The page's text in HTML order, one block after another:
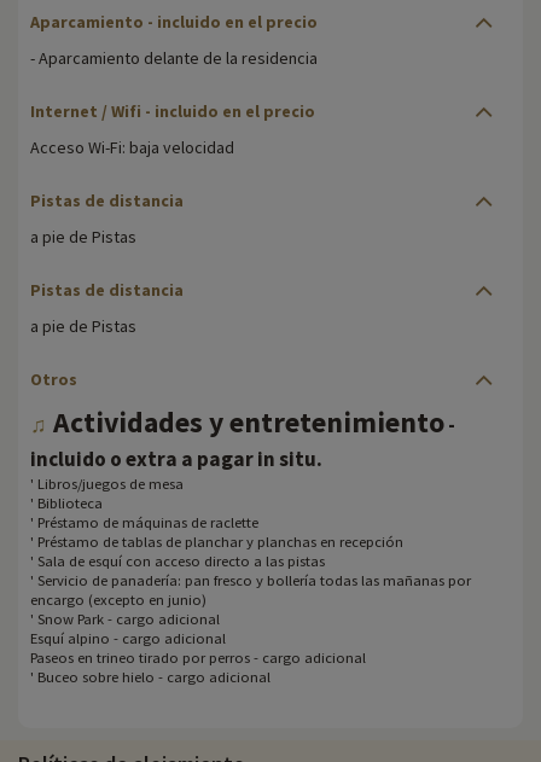
Aparcamiento - incluido en el precio
- Aparcamiento delante de la residencia
Internet / Wifi - incluido en el precio
Acceso Wi-Fi: baja velocidad
Pistas de distancia
a pie de Pistas
Pistas de distancia
a pie de Pistas
Otros
♫ Actividades y entretenimiento-
incluido o extra a pagar in situ.
' Libros/juegos de mesa
' Biblioteca
' Préstamo de máquinas de raclette
' Préstamo de tablas de planchar y planchas en recepción
' Sala de esquí con acceso directo a las pistas
' Servicio de panadería: pan fresco y bollería todas las mañanas por
encargo (excepto en junio)
' Snow Park - cargo adicional
Esquí alpino - cargo adicional
Paseos en trineo tirado por perros - cargo adicional
' Buceo sobre hielo - cargo adicional